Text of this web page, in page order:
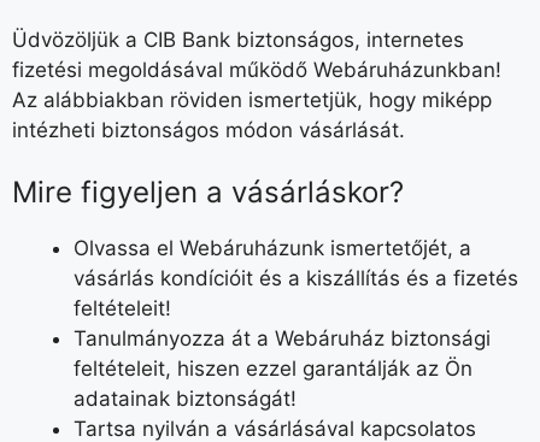
Üdvözöljük a CIB Bank biztonságos, internetes
fizetési megoldásával működő Webáruházunkban!
Az alábbiakban röviden ismertetjük, hogy miképp
intézheti biztonságos módon vásárlását.
Mire figyeljen a vásárláskor?
Olvassa el Webáruházunk ismertetőjét, a
vásárlás kondícióit és a kiszállítás és a fizetés
feltételeit!
Tanulmányozza át a Webáruház biztonsági
feltételeit, hiszen ezzel garantálják az Ön
adatainak biztonságát!
Tartsa nyilván a vásárlásával kapcsolatos